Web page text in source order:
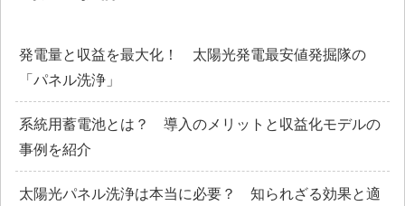
発電量と収益を最大化！ 太陽光発電最安値発掘隊の
「パネル洗浄」
系統用蓄電池とは？ 導入のメリットと収益化モデルの
事例を紹介
太陽光パネル洗浄は本当に必要？ 知られざる効果と適